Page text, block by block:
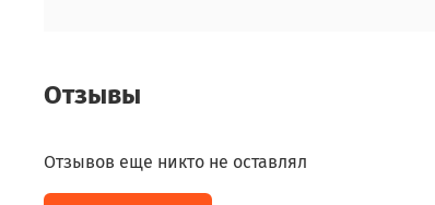
Отзывы
Отзывов еще никто не оставлял